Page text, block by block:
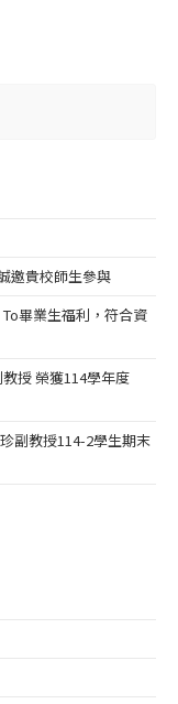
邀貴校師生參與
畢業生福利，符合資
授 榮獲114學年度
副教授114-2學生期末